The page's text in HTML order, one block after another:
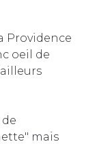
Providence
oeil de
mais